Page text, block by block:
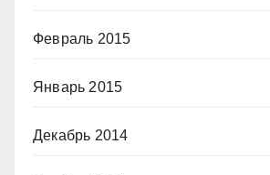
Февраль 2015
Январь 2015
Декабрь 2014